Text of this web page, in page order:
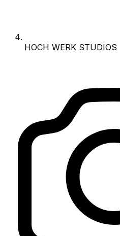
HOCH WERK STUDIOS